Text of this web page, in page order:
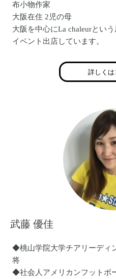
布小物作家
大阪在住 2児の母
大阪を中心にLa chaleurとい
イベント出店しています。
詳しくは
武藤 優佳
◆桃山学院大学チアリーディ
将
◆社会人アメリカンフットボ